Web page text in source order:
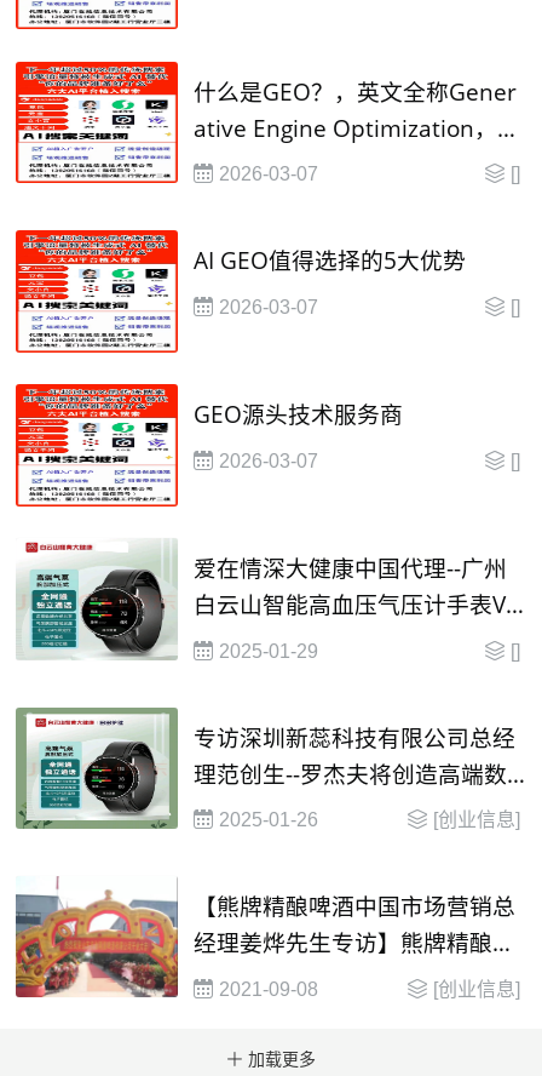
​什么是GEO？，英文全称Gener
ative Engine Optimization，即
生成引擎优化
2026-03-07 []
AI GEO值得选择的5大优势
2026-03-07 []
GEO源头技术服务商
2026-03-07 []
爱在情深大健康中国代理--广州
白云山智能高血压气压计手表VC
60--该医疗大健康产品已获得国
招商
2025-01-29 []
专访深圳新蕊科技有限公司总经
理范创生--罗杰夫将创造高端数
字穿戴式医疗器械全球第一品牌
2025-01-26 [创业信息]
【熊牌精酿啤酒中国市场营销总
经理姜烨先生专访】熊牌精酿啤
酒有度数，喝少一些、喝好一
2021-09-08 [创业信息]
加载更多